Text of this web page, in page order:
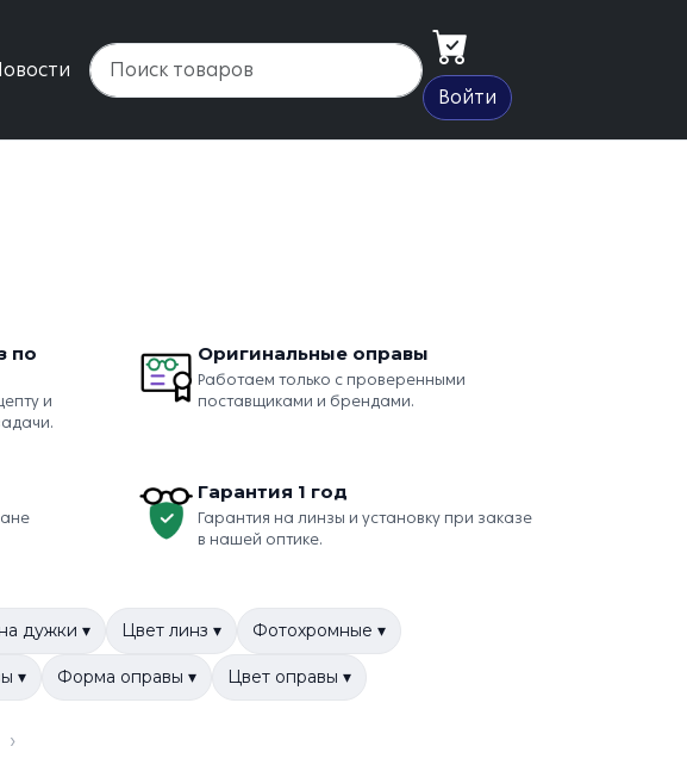
Войти
по
и
Оригинальные оправы
Работаем только с проверенными
поставщиками и брендами.
Гарантия 1 год
Гарантия на линзы и установку при заказе
в нашей оптике.
дужки ▾ Цвет линз ▾ Фотохромные ▾
▾ Форма оправы ▾ Цвет оправы ▾
›